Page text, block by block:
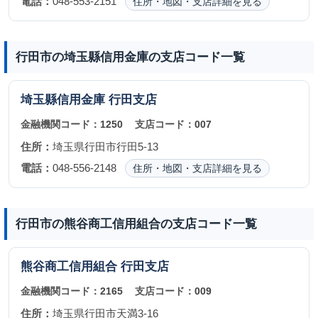
行田市の埼玉縣信用金庫の支店コード一覧
埼玉縣信用金庫 行田支店
金融機関コード： 1250 支店コード：007
住所： 埼玉県行田市行田5-13
電話： 048-556-2148 住所・地図・支店詳細を見る
行田市の熊谷商工信用組合の支店コード一覧
熊谷商工信用組合 行田支店
金融機関コード： 2165 支店コード：009
住所： 埼玉県行田市天満3-16